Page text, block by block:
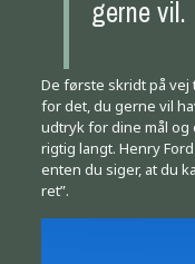
gerne vil.
De første skridt på vej
for det, du gerne vil
udtryk for dine mål
rigtig langt. Henry
enten du siger, at du
ret”.